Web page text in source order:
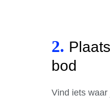
2.
bod
Vind iets